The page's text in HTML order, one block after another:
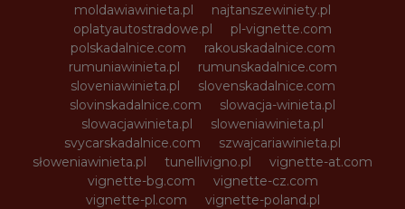
moldawiawinieta.pl
najtanszewiniety.pl
oplatyautostradowe.pl
pl-vignette.com
polskadalnice.com
rakouskadalnice.com
rumuniawinieta.pl
rumunskadalnice.com
sloveniawinieta.pl
slovenskadalnice.com
slovinskadalnice.com
slowacja-winieta.pl
slowacjawinieta.pl
sloweniawinieta.pl
svycarskadalnice.com
szwajcariawinieta.pl
słoweniawinieta.pl
tunellivigno.pl
vignette-at.com
vignette-bg.com
vignette-cz.com
vignette-pl.com
vignette-poland.pl